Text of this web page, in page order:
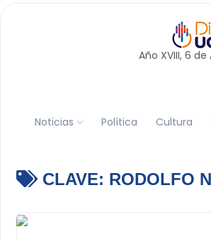
Año XVIII, 6 de
Noticias Política Cultura
CLAVE: RODOLFO